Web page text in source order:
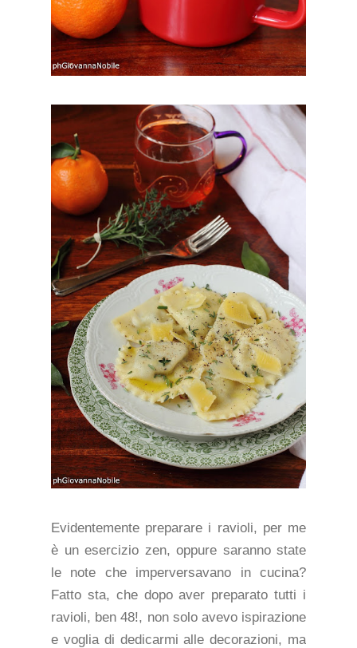
Evidentemente preparare i ravioli, per me
è un esercizio zen, oppure saranno state
le note che imperversavano in cucina?
Fatto sta, che dopo aver preparato tutti i
ravioli, ben 48!, non solo avevo ispirazione
e voglia di dedicarmi alle decorazioni, ma